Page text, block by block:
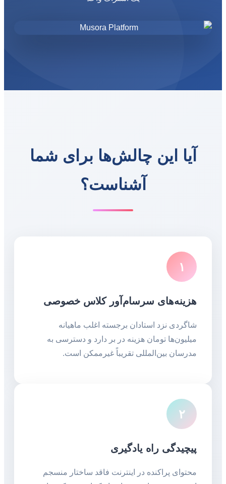
آیا این چالش‌ها برای شما
آشناست؟
۱
هزینه‌های سرسام‌آور کلاس خصوصی
شاگردی نزد استادان برجسته اغلب ماهیانه
میلیون‌ها تومان هزینه در بر دارد و دسترسی به
مدرسان بین‌المللی تقریباً غیرممکن است.
۲
پیچیدگی راه یادگیری
محتوای پراکنده در اینترنت فاقد ساختار منسجم